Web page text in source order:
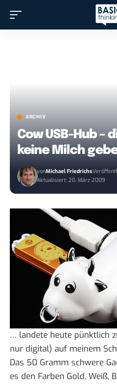
ARCHIV
Cow USB-Hub –
keine Milch
vonMichael Friedrichs
Aktualisiert: 20. März 2009
… landete heute pünktlich
nur digital) auf meinem
Das 50 Gramm schwere
es den Farben Gold, Weiß,